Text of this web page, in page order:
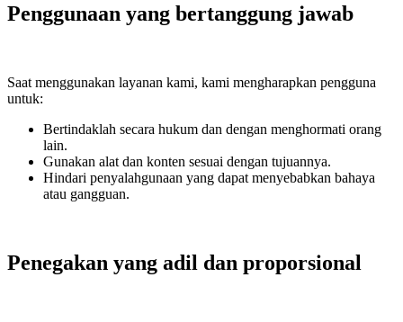
Penggunaan yang bertanggung jawab
Saat menggunakan layanan kami, kami mengharapkan pengguna
untuk:
Bertindaklah secara hukum dan dengan menghormati orang
lain.
Gunakan alat dan konten sesuai dengan tujuannya.
Hindari penyalahgunaan yang dapat menyebabkan bahaya
atau gangguan.
Penegakan yang adil dan proporsional